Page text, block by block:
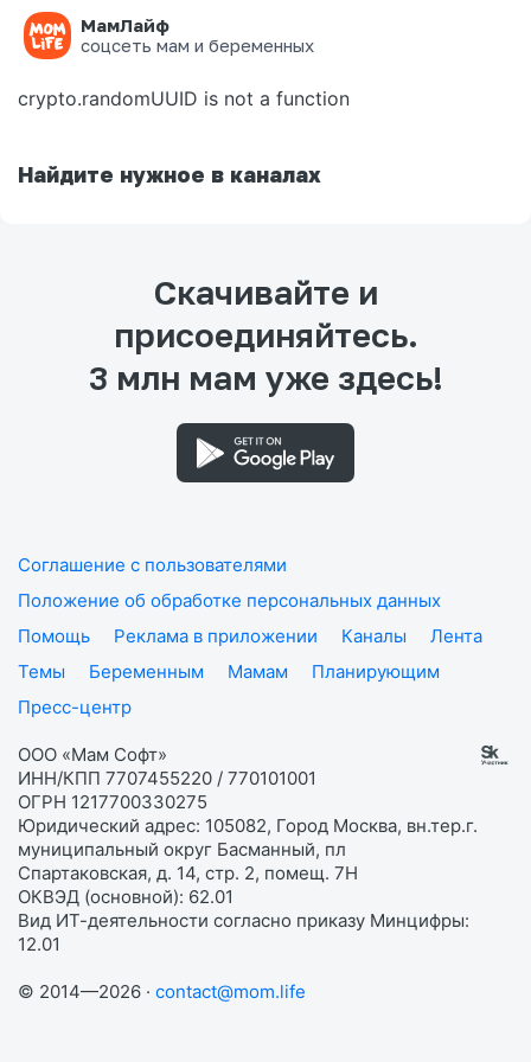
МамЛайф
соцсеть мам и беременных
Ошибка на странице
crypto.randomUUID is not a function
Найдите нужное в каналах
Скачивайте и
присоединяйтесь.
3 млн мам уже здесь!
Соглашение с пользователями
Положение об обработке персональных данных
Помощь
Реклама в приложении Каналы
Лента
Темы
Беременным Мамам
Планирующим
Пресс-центр
ООО «Мам Софт»
ИНН/КПП 7707455220 / 770101001
ОГРН 1217700330275
Юридический адрес: 105082, Город Москва, вн.тер.г.
муниципальный округ Басманный, пл
Спартаковская, д. 14, стр. 2, помещ. 7Н
ОКВЭД (основной): 62.01
Вид ИТ-деятельности согласно приказу Минцифры:
12.01
© 2014—2026 · contact@mom.life